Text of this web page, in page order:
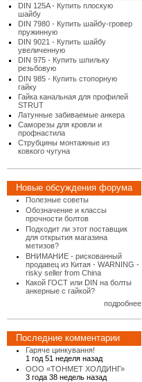
DIN 125A - Купить плоскую
шайбу
DIN 7980 - Купить шайбу-гровер
пружинную
DIN 9021 - Купить шайбу
увеличенную
DIN 975 - Купить шпильку
резьбовую
DIN 985 - Купить стопорную
гайку
Гайка канальная для профилей
STRUT
Латунные забиваемые анкера
Саморезы для кровли и
профнастила
Струбцины монтажные из
ковкого чугуна
Новые обсуждения форума
Полезные советы
Обозначение и классы
прочности болтов
Подходит ли этот поставщик
для открытия магазина
метизов?
ВНИМАНИЕ - рискованный
продавец из Китая - WARNING -
risky seller from China
Какой ГОСТ или DIN на болты
анкерные с гайкой?
подробнее
Последние комментарии
Гаряче цинкування!
1 год 51 неделя назад
ООО «ТОНМЕТ ХОЛДИНГ»
3 года 38 недель назад